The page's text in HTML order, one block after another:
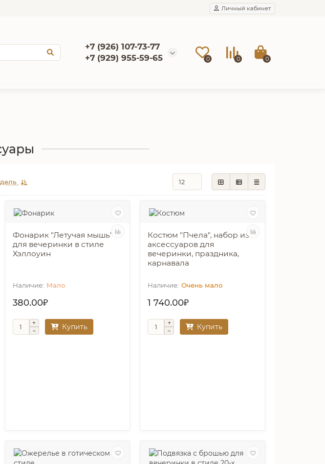
Личный кабинет
+7 (926) 107-73-77
+7 (929) 955-59-65
0 0 0
Фонарик "Летучая мышь"
для вечеринки в стиле
Хэллоуин
Мало
380.00₽
Купить
Костюм "Пчела", набор из 4
аксессуаров для
вечеринки, праздника,
карнавала
Очень мало
1 740.00₽
Купить